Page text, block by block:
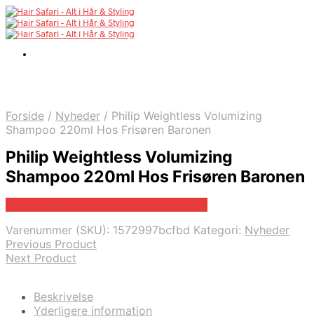
Forside / Nyheder / Philip Weightless Volumizing
Shampoo 220ml Hos Frisøren Baronen
Philip Weightless Volumizing
Shampoo 220ml Hos Frisøren Baronen
Varenummer (SKU): 1572997bcfbd Kategori: Nyheder
Previous Product
Next Product
Beskrivelse
Yderligere information